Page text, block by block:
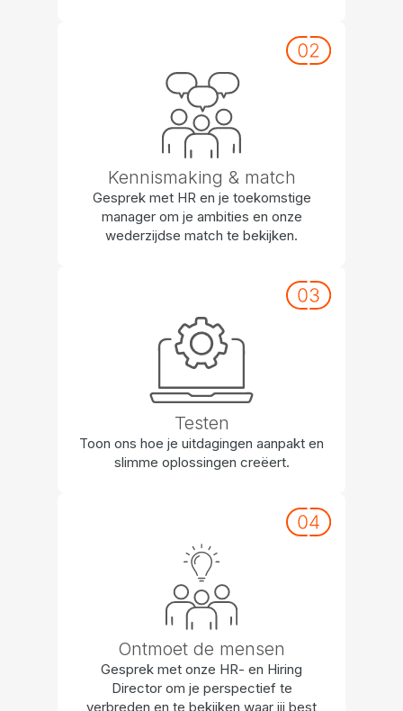
Kennismaking & match
Gesprek met HR en je toekomstige
manager om je ambities en onze
wederzijdse match te bekijken.
Testen
Toon ons hoe je uitdagingen aanpakt en
slimme oplossingen creëert.
Ontmoet de mensen
Gesprek met onze HR- en Hiring
Director om je perspectief te
verbreden en te bekijken waar jij best